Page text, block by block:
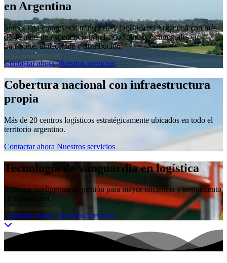
en Argentina
Somos una empresa de transporte y logística en Argentina con más
de 40 años de experiencia brindando soluciones integrales en
transporte, almacenaje y distribución.
Contactar ahoraNuestros servicios
Cobertura nacional con infraestructura
propia
Más de 20 centros logísticos estratégicamente ubicados en todo el
territorio argentino.
Contactar ahora Nuestros servicios
Tecnología de vanguardia en logística
Sistemas inteligentes de gestión para mayor eficiencia y seguimiento
en tiempo real.
Contactar ahora Nuestros servicios